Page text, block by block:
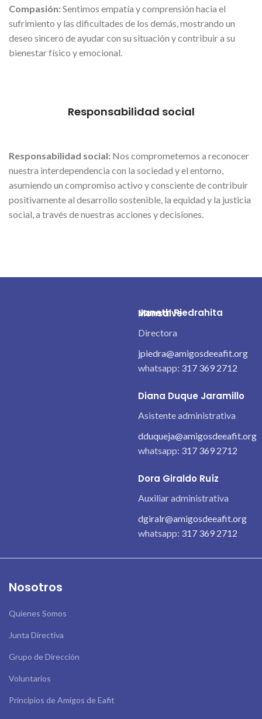
Compasión:Sentimos empatía y comprensión hacia el
sufrimiento y las dificultades de los demás, mostrando un
deseo sincero de ayudar con su situación y contribuir a su
bienestar físico y emocional.
Responsabilidad social
Responsabilidad social: Nos comprometemos a reconocer
nuestra interdependencia con la sociedad y el entorno,
asumiendo un compromiso activo y consciente de contribuir
positivamente al desarrollo sostenible, la equidad y la justicia
social, a través de nuestras acciones y decisiones.
Janeth Piedrahita Monsalve
Directora
jpiedra@amigosdeeafit.org
whatsapp: 317 369 2712
Diana Duque Jaramillo
Asistente administrativa
dduqueja@amigosdeeafit.org
whatsapp: 317 369 2712
Dora Giraldo Ruíz
Auxiliar administrativa
dgiralr@amigosdeeafit.org
whatsapp: 317 369 2712
Nosotros
Quienes Somos
Junta Directiva
Grupo de Dirección
Voluntarios
Principios de Amigos de Eafit